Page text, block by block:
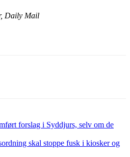
Daily Mail
forslag i Syddjurs, selv om de
skal stoppe fusk i kiosker og